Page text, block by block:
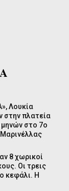
Λουκία
στην πλατεία
στο 7ο
8 χωρικοί
Οι τρεις
κεφάλι. Η